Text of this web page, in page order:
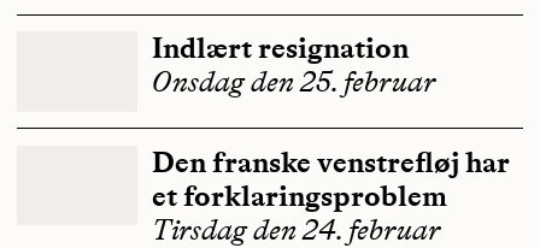
Indlært resignation
Onsdag den 25. februar
Den franske venstrefløj har
et forklaringsproblem
Tirsdag den 24. februar